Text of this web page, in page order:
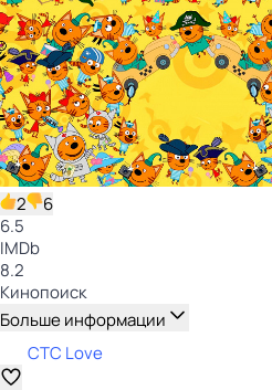
2
6
6.5
IMDb
8.2
Кинопоиск
Больше информации
СТС Love